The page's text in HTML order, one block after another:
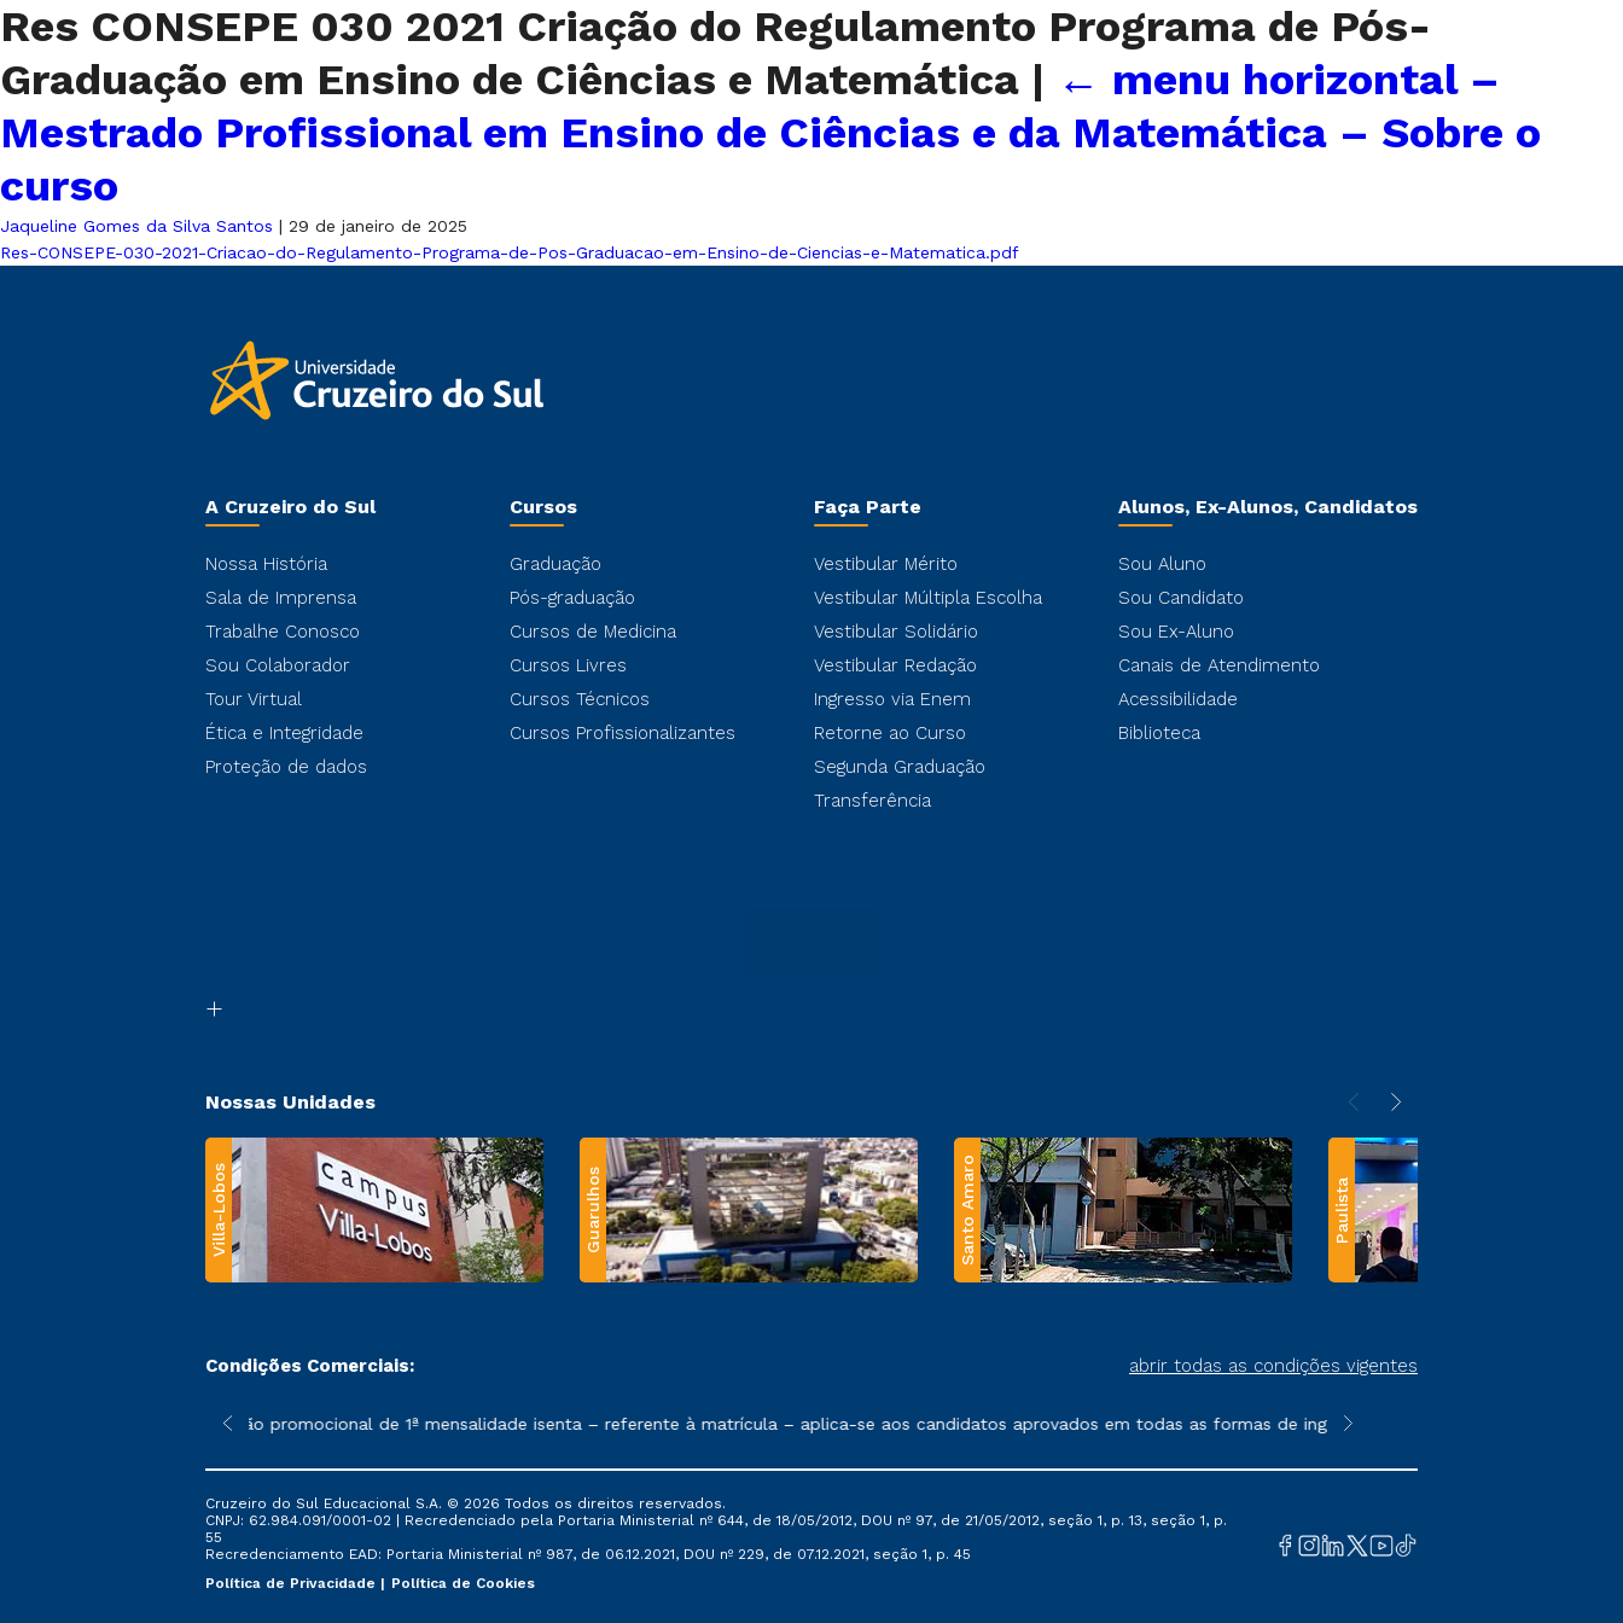
Res CONSEPE 030 2021 Criação do Regulamento Programa de Pós-
Graduação em Ensino de Ciências e Matemática | ← menu horizontal –
Mestrado Profissional em Ensino de Ciências e da Matemática – Sobre o
curso
Jaqueline Gomes da Silva Santos | 29 de janeiro de 2025
Res-CONSEPE-030-2021-Criacao-do-Regulamento-Programa-de-Pos-Graduacao-em-Ensino-de-Ciencias-e-Matematica.pdf
A Cruzeiro do Sul
Nossa História
Sala de Imprensa
Trabalhe Conosco
Sou Colaborador
Tour Virtual
Ética e Integridade
Proteção de dados
Cursos
Graduação
Pós-graduação
Cursos de Medicina
Cursos Livres
Cursos Técnicos
Cursos Profissionalizantes
Faça Parte
Vestibular Mérito
Vestibular Múltipla Escolha
Vestibular Solidário
Vestibular Redação
Ingresso via Enem
Retorne ao Curso
Segunda Graduação
Transferência
Alunos, Ex-Alunos, Candidatos
Sou Aluno
Sou Candidato
Sou Ex-Aluno
Canais de Atendimento
Acessibilidade
Biblioteca
Nossas Unidades
Villa-Lobos Guarulhos Santo Amaro Paulista
Condições Comerciais: abrir todas as condições vigentes
sofrer alterações nos períodos de rematrícula conforme exposto no contrato de prestação de serviços.
*A condição promocional de 1ª mensalidade isenta – referente à matrícula – aplica-se aos candidatos aprovados em todas as formas de ingresso, exceto na prova on-line
**Semipresencial e EAD são
Cruzeiro do Sul Educacional S.A. © 2026 Todos os direitos reservados.
CNPJ: 62.984.091/0001-02 | Recredenciado pela Portaria Ministerial nº 644, de 18/05/2012, DOU nº 97, de 21/05/2012, seção 1, p. 13, seção 1, p.
55
Recredenciamento EAD: Portaria Ministerial nº 987, de 06.12.2021, DOU nº 229, de 07.12.2021, seção 1, p. 45
Política de Privacidade
Política de Cookies